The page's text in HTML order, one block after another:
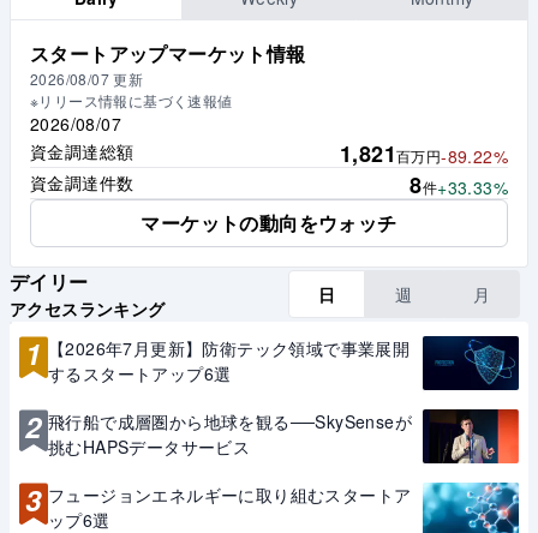
スタートアップマーケット情報
2026/08/07 更新
※リリース情報に基づく速報値
2026/08/07
資金調達総額
1,821百万円-89.22%
資金調達件数
8件+33.33%
マーケットの動向をウォッチ
デイリー
アクセスランキング
日 週 月
1
【2026年7月更新】防衛テック領域で事業展開
するスタートアップ6選
2 飛行船で成層圏から地球を観る──SkySenseが
挑むHAPSデータサービス
3 フュージョンエネルギーに取り組むスタートア
ップ6選